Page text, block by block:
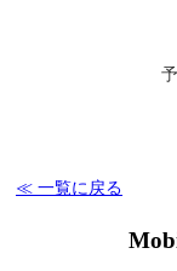
≪ 一覧に戻る